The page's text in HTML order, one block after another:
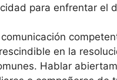
para enfrentar el
en la
Hablar